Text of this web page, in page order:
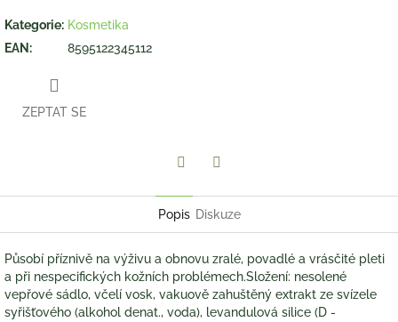
Kategorie: Kosmetika
EAN : 8595122345112
ZEPTAT SE
Popis Diskuze
Působí příznivě na výživu a obnovu zralé, povadlé a vrásčité pleti
a při nespecifických kožních problémech.Složení: nesolené
vepřové sádlo, včelí vosk, vakuově zahuštěný extrakt ze svízele
syřišťového (alkohol denat., voda), levandulová silice (D -